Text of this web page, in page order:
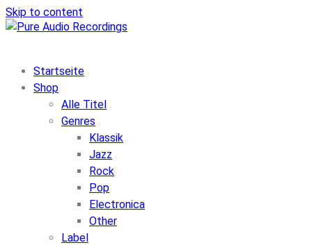
Skip to content
Startseite
Shop
Alle Titel
Genres
Klassik
Jazz
Rock
Pop
Electronica
Other
Label